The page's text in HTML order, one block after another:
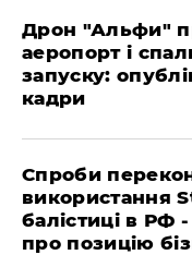
​Дрон "Альфи"
аеропорт і
запуску:
кадри
​Спроби
використання
балістиці в РФ
про позицію